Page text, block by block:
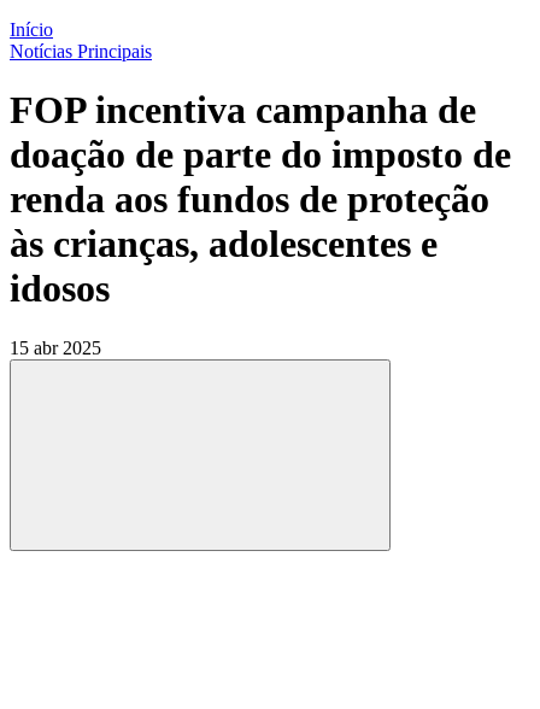
Início
Notícias Principais
FOP incentiva campanha de
doação de parte do imposto de
renda aos fundos de proteção
às crianças, adolescentes e
idosos
15 abr 2025
Compartilhar